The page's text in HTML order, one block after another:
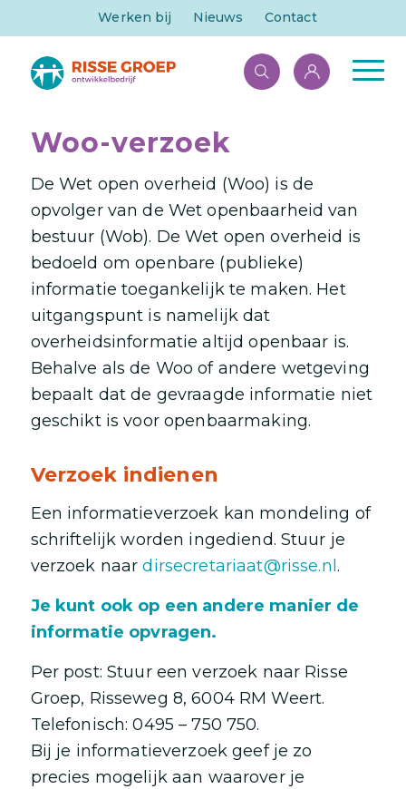
Werken bij Nieuws Contact
Woo-verzoek
De Wet open overheid (Woo) is de
opvolger van de Wet openbaarheid van
bestuur (Wob). De Wet open overheid is
bedoeld om openbare (publieke)
informatie toegankelijk te maken. Het
uitgangspunt is namelijk dat
overheidsinformatie altijd openbaar is.
Behalve als de Woo of andere wetgeving
bepaalt dat de gevraagde informatie niet
geschikt is voor openbaarmaking.
Verzoek indienen
Een informatieverzoek kan mondeling of
schriftelijk worden ingediend. Stuur je
verzoek naardirsecretariaat@risse.nl.
Je kunt ook op een andere manier de
informatie opvragen.
Per post: Stuur een verzoek naar Risse
Groep, Risseweg 8, 6004 RM Weert.
Telefonisch: 0495 – 750 750.
Bij je informatieverzoek geef je zo
precies mogelijk aan waarover je